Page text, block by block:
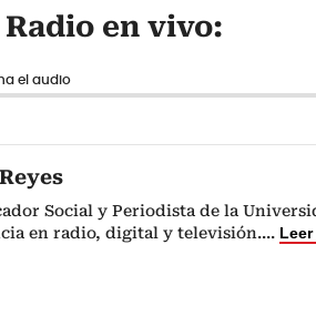
en vivo:
el audio
Social y Periodista de la
en radio, digital y televisión....